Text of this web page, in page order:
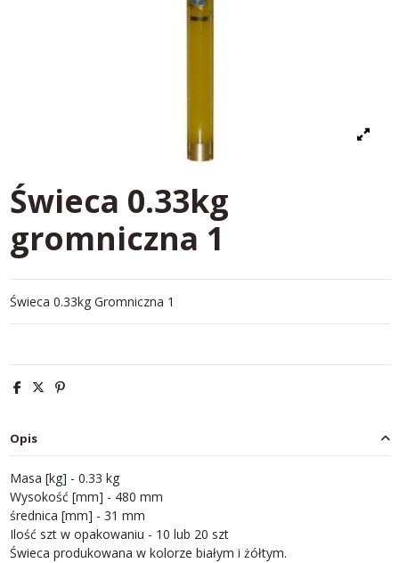
Świeca 0.33kg
gromniczna 1
Świeca 0.33kg Gromniczna 1
Opis
Masa [kg] - 0.33 kg
Wysokość [mm] - 480 mm
średnica [mm] - 31 mm
Ilość szt w opakowaniu - 10 lub 20 szt
Świeca produkowana w kolorze białym i żółtym.